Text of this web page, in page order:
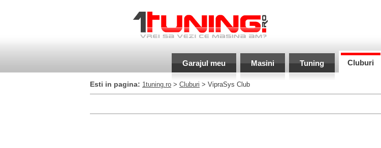
Garajul meu Masini Tuning Cluburi
Esti in pagina: 1tuning.ro > Cluburi > VipraSys Club